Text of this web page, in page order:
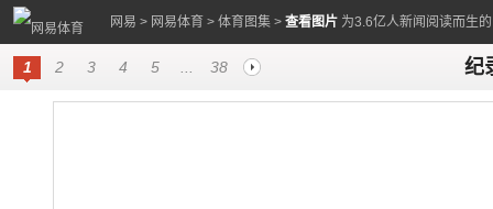
网易 > 网易体育 > 体育图集 > 查看图片 为3.6亿人新闻阅读而生
1 2 3 4 5 38 纪